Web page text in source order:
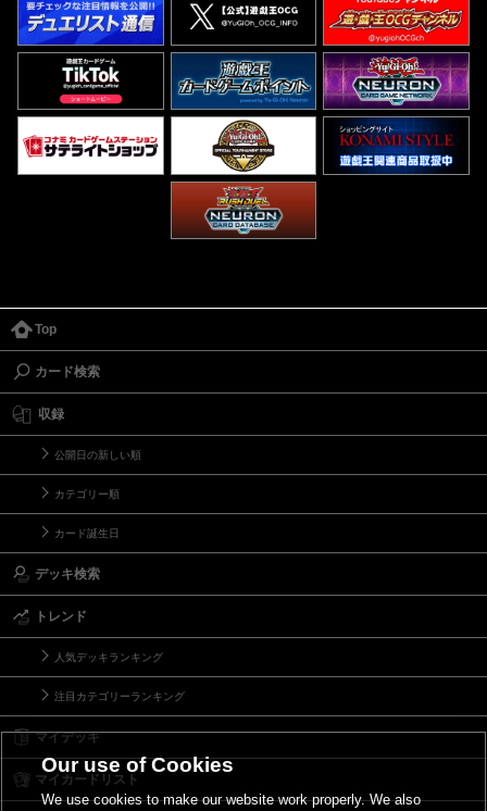
Top
カード検索
収録
公開日の新しい順
カテゴリー順
カード誕生日
デッキ検索
トレンド
人気デッキランキング
注目カテゴリーランキング
マイデッキ
マイカードリスト
Our use of Cookies
We use cookies to make our website work properly. We also